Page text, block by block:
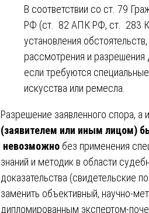
В соответствии со ст. 79
РФ (ст. 82 АПК РФ, ст. 283
установления
рассмотрения и разрешения
если требуются
искусства или ремесла.
Разрешение заявленного спора, а
(заявителем или иным лицом)
невозможно без применения
знаний и методик в области
доказательства (свидетельские
заменить объективный, научно-
дипломированным экспертом-